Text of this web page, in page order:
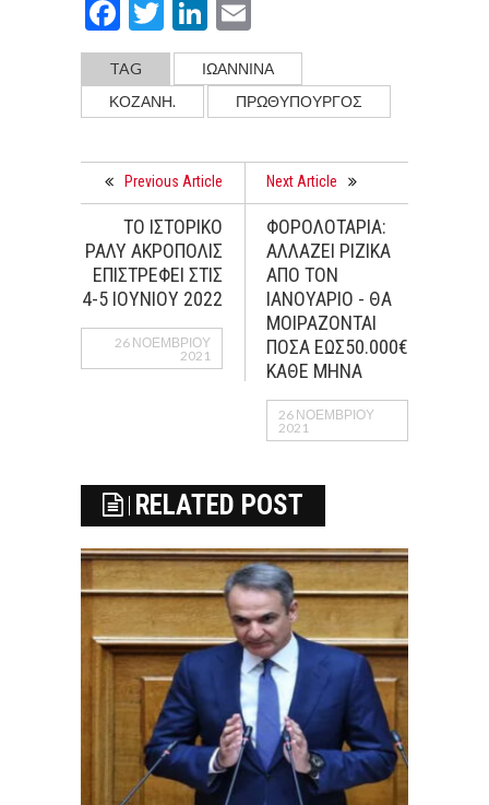
Facebook
TwitterLinkedIn
TAG
ΙΩΑΝΝΙΝΑ
ΚΟΖΑΝΗ.
ΠΡΩΘΥΠΟΥΡΓΟΣ
Previous Article
ΤΟ ΙΣΤΟΡΙΚΟ
ΡΑΛΥ ΑΚΡΟΠΟΛΙΣ
ΕΠΙΣΤΡΕΦΕΙ ΣΤΙΣ
4-5 ΙΟΥΝΙΟΥ 2022
26 ΝΟΕΜΒΡΊΟΥ
2021
Next Article
ΦΟΡΟΛΟΤΑΡΙΑ:
ΑΛΛΑΖΕΙ ΡΙΖΙΚΑ
ΑΠΟ ΤΟΝ
ΙΑΝΟΥΑΡΙΟ - ΘΑ
ΜΟΙΡΑΖΟΝΤΑΙ
ΠΟΣΑ ΕΩΣ50.000€
ΚΑΘΕ ΜΗΝΑ
26 ΝΟΕΜΒΡΊΟΥ
2021
RELATED POST